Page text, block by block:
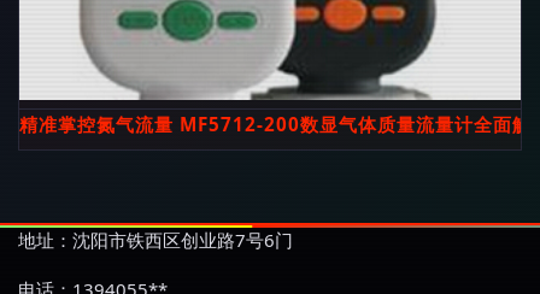
精准掌控氮气流量 MF5712-200数显气体质量流量计全面解
地址：沈阳市铁西区创业路7号6门
电话：1394055**